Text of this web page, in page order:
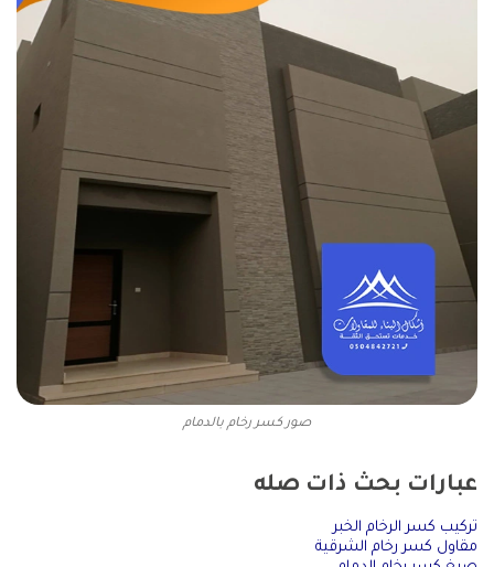
صور كسر رخام بالدمام
عبارات بحث ذات صله
تركيب كسر الرخام الخبر
مقاول كسر رخام الشرقية